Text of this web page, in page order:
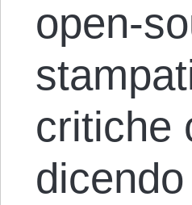
open-
critiche